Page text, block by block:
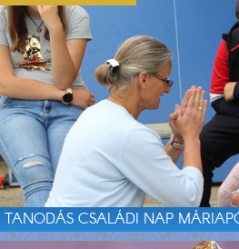
TANODÁS CSALÁDI NAP